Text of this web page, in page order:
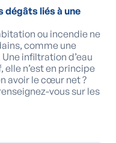
dégâts liés à une
ou incendie ne
comme une
infiltration d’eau
n’est en principe
avoir le cœur net ?
vous sur les